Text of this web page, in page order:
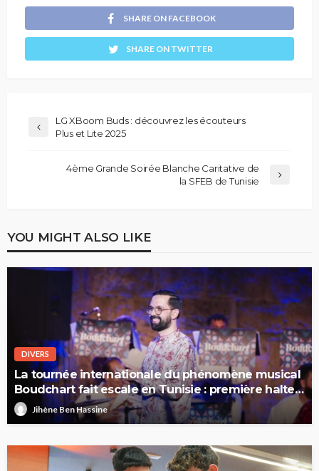
SHARE ON FACEBOOK
SHARE ON TWITTER
LG XBoom Buds : découvrez les écouteurs
Plus et Lite 2025
4ème Grande Soirée Blanche Caritative de
la SFEB de Tunisie
YOU MIGHT ALSO LIKE
DIVERS
La tournée internationale du phénomène musical
Boudchart fait escale en Tunisie : première halte
à SfaxJihène Ben Hassine